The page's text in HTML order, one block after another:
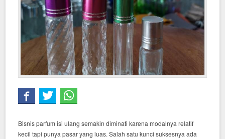
Bisnis parfum isi ulang semakin diminati karena modalnya relatif
kecil tapi punya pasar yang luas. Salah satu kunci suksesnya ada